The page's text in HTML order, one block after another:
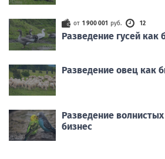
от 1 900 001 руб. 12
Разведение гусей как
Разведение овец как
Разведение
бизнес